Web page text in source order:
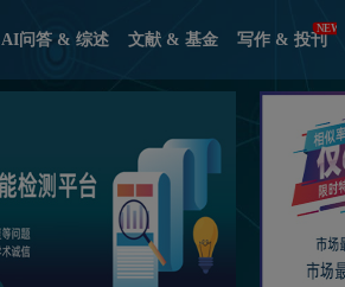
AI问答 & 综述 文献 & 基金 写作 & 投刊